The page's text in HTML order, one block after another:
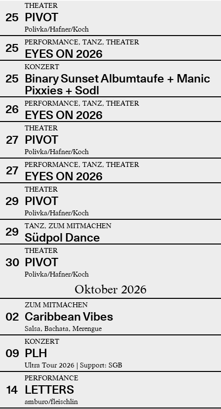
25
THEATER
PIVOT
Polivka/Hafner/Koch
25 PERFORMANCE, TANZ, THEATER
EYES ON 2026
25
KONZERT
Binary Sunset Albumtaufe + Manic
Pixxies + Sodl
26
PERFORMANCE, TANZ, THEATER
EYES ON 2026
27
THEATER
PIVOT
Polivka/Hafner/Koch
27 PERFORMANCE, TANZ, THEATER
EYES ON 2026
29
THEATER
PIVOT
Polivka/Hafner/Koch
29 TANZ, ZUM MITMACHEN
Südpol Dance
30
THEATER
PIVOT
Polivka/Hafner/Koch
Oktober 2026
02
ZUM MITMACHEN
Caribbean Vibes
Salsa, Bachata, Merengue
09
KONZERT
PLH
Ultra Tour 2026 | Support: SGB
14
PERFORMANCE
LETTERS
amburo/fleischlin